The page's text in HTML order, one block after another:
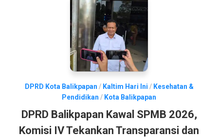
DPRD Kota Balikpapan / Kaltim Hari Ini / Kesehatan &
Pendidikan / Kota Balikpapan
DPRD Balikpapan Kawal SPMB 2026,
Komisi IV Tekankan Transparansi dan